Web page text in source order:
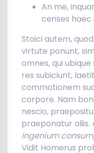
An me,
censes haec
Stoici autem,
virtute ponunt,
omnes, qui ubique
res subiciunt,
commotionem
corpore. Nam
nescio,
praeponatur aliis.
ingenium
Vidit Homerus